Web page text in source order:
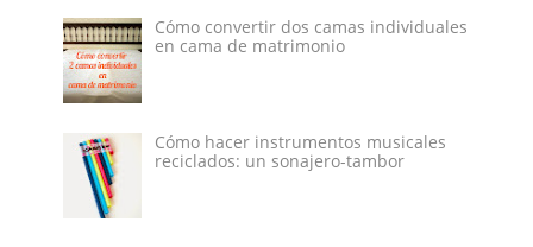
Cómo convertir dos camas individuales
en cama de matrimonio
Cómo hacer instrumentos musicales
reciclados: un sonajero-tambor